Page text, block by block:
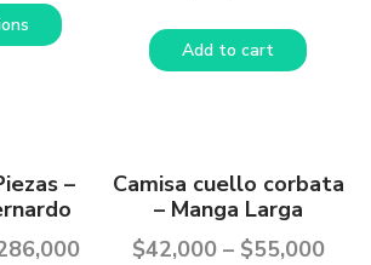
Add to cart
–
Camisa cuello corbata
– Manga Larga
$42,000– $55,000